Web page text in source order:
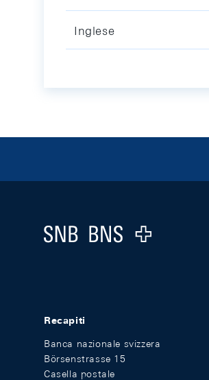
Inglese
Logo
Recapiti
Banca nazionale svizzera
Börsenstrasse 15
Casella postale